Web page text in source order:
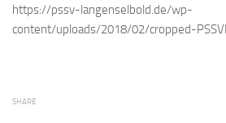
https://pssv-langenselbold.de/wp-
content/uploads/2018/02/cropped-
SHARE